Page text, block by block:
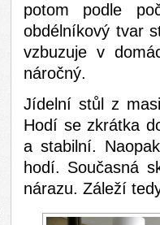
potom podle
obdélníkový tvar
vzbuzuje v
náročný.
Jídelní stůl z
Hodí se zkrátka
a stabilní.
hodí. Současná
nárazu. Záleží